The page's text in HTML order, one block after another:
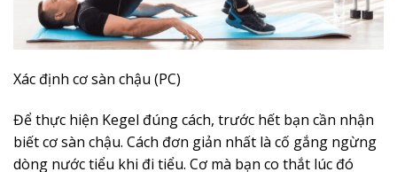
Xác định cơ sàn chậu (PC)
Để thực hiện Kegel đúng cách, trước hết bạn cần nhận
biết cơ sàn chậu. Cách đơn giản nhất là cố gắng ngừng
dòng nước tiểu khi đi tiểu. Cơ mà bạn co thắt lúc đó